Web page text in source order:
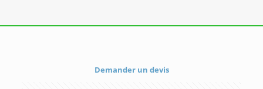
Demander un devis